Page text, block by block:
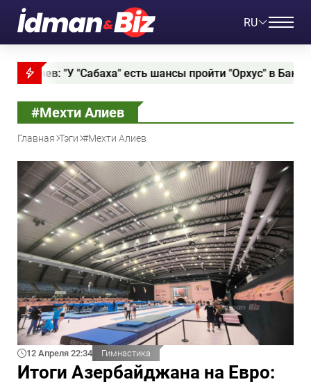
RU
есть шансы пройти "Орхус" в Баку"
#Мехти Алиев
Главная Тэги #Мехти Алиев
12 Апреля 22:34 Гимнастика
Итоги Азербайджана на Евро: